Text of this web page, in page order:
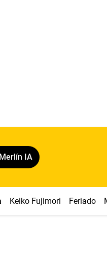
IA
Keiko Fujimori Feriado